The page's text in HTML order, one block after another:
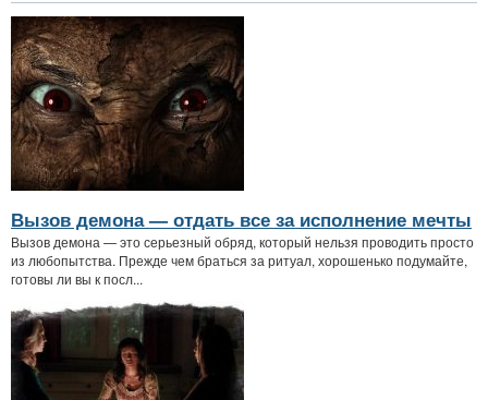
Вызов демона — отдать все за исполнение мечты
Вызов демона — это серьезный обряд, который нельзя проводить просто
из любопытства. Прежде чем браться за ритуал, хорошенько подумайте,
готовы ли вы к посл...